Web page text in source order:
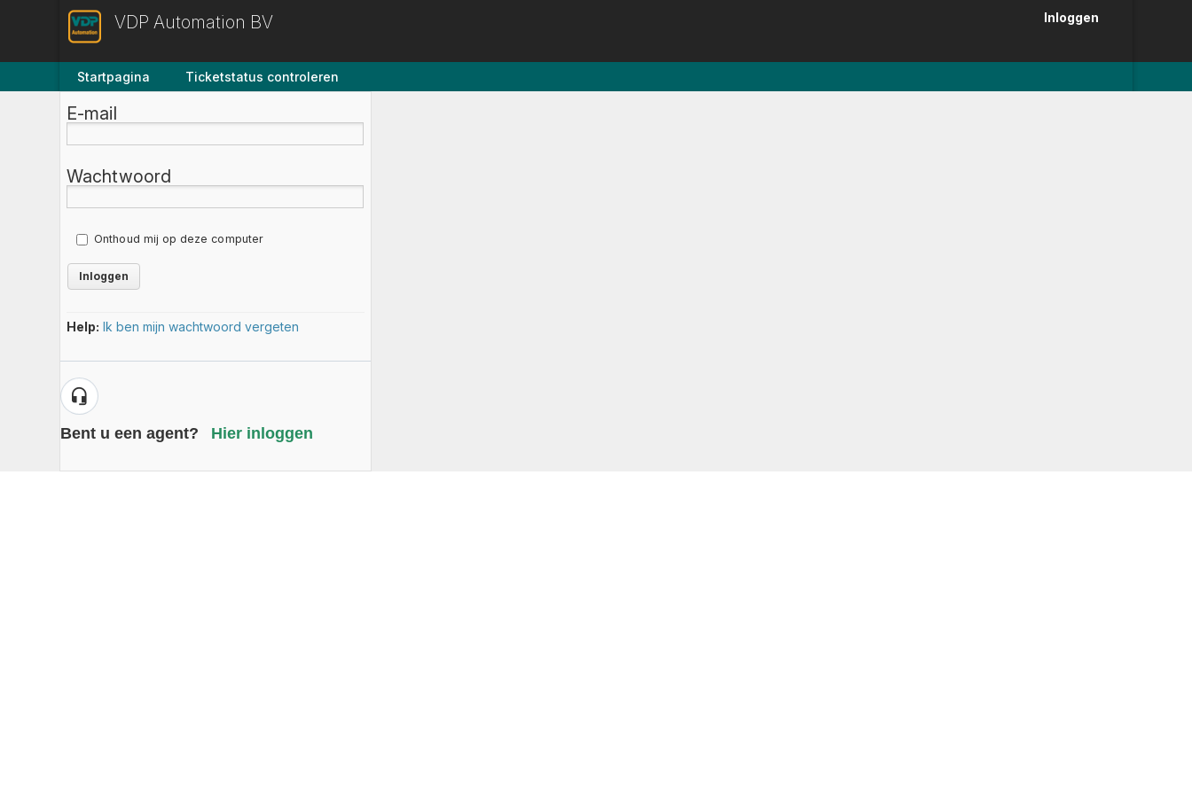
VDP Automation BV Inloggen
Startpagina Ticketstatus controleren
E-mail
Wachtwoord
Onthoud mij op deze computer
Help: Ik ben mijn wachtwoord vergeten
Bent u een agent? Hier inloggen